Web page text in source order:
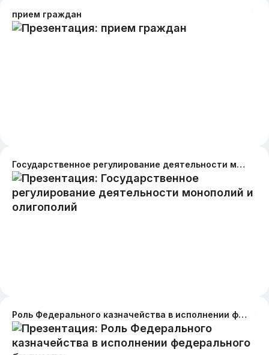
прием граждан
Государственное регулирование деятельности монополий и олигополий
Роль Федерального казначейства в исполнении федерального бюджета